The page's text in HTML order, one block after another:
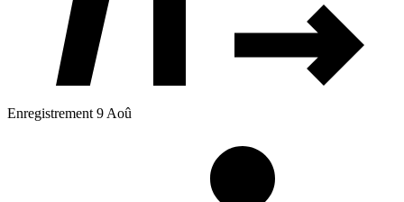
Enregistrement 9 Aoû